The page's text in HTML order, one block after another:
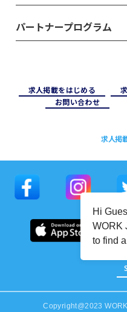
パートナープログラム
求⼈掲載をはじめる
お問い合わせ
求人掲
Copyright@2023
Hi
WORK
to find